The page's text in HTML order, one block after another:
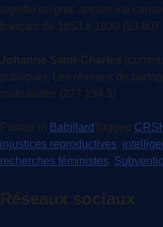
signifie en grec ancien «le
français de 1853 à 1930 (63 807
Johanne Saint-Charles
publique), Les réseaux de
mutualistes (277 154 $)
Posted in Babillard Tagged
injustices reproductives,
recherches féministes,
Réseaux sociaux